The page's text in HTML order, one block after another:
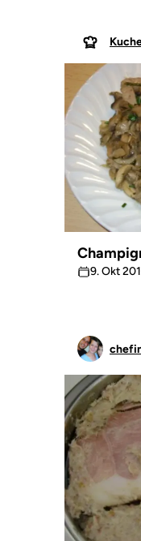
9. Okt